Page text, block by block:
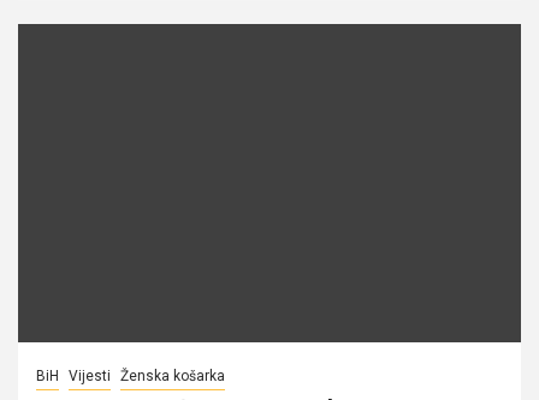
BiH Vijesti Ženska košarka